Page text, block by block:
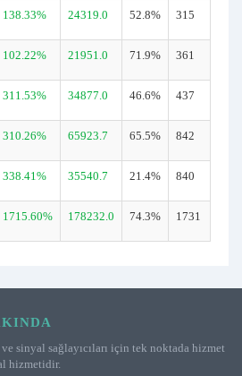
138.33% 24319.0 52.8% 315
102.22% 21951.0 71.9% 361
311.53% 34877.0 46.6% 437
310.26% 65923.7 65.5% 842
338.41% 35540.7 21.4% 840
1715.60% 178232.0 74.3% 1731
sinyal sağlayıcıları için tek noktada hizmet
hizmetidir.